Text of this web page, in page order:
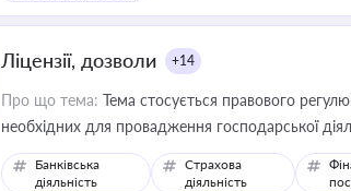
Ліцензії, дозволи +14
Про що тема: Тема стосується правового
необхідних для провадження господарської
Банківська
діяльність
Страхова
діяльність